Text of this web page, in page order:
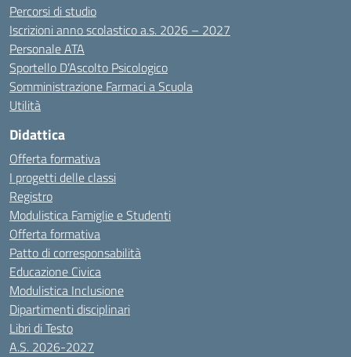
Percorsi di studio
Iscrizioni anno scolastico a.s. 2026 – 2027
Personale ATA
Sportello D’Ascolto Psicologico
Somministrazione Farmaci a Scuola
Utilità
Didattica
Offerta formativa
I progetti delle classi
Registro
Modulistica Famiglie e Studenti
Offerta formativa
Patto di corresponsabilità
Educazione Civica
Modulistica Inclusione
Dipartimenti disciplinari
Libri di Testo
A.S. 2026-2027